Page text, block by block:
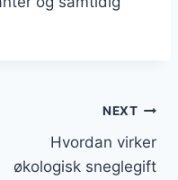
NEXT
Hvordan virker
økologisk sneglegift